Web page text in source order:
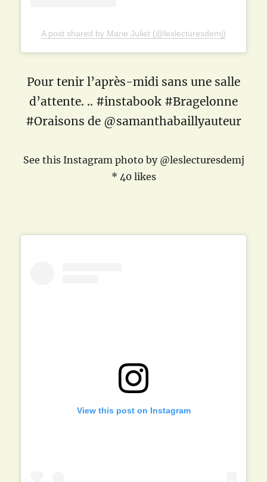
A post shared by Marie Juliet (@leslecturesdemj)
Pour tenir l’après-midi sans une salle
d’attente. .. #instabook #Bragelonne
#Oraisons de @samanthabaillyauteur
See this Instagram photo by @leslecturesdemj
* 40 likes
View this post on Instagram